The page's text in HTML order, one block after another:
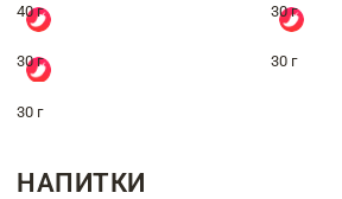
40 г 30 г
30 г 30 г
30 г
НАПИТКИ